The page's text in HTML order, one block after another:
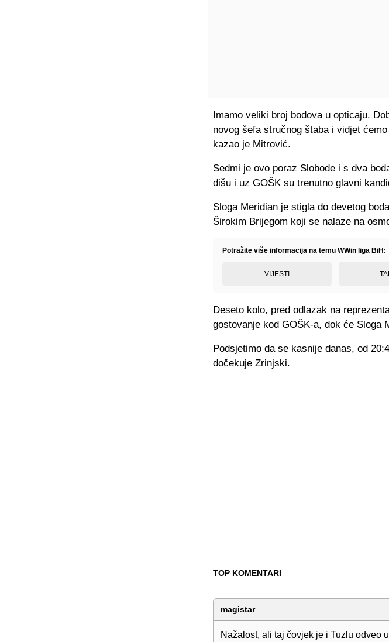
Imamo veliki broj bodova u opticaju.
novog šefa stručnog štaba i vidjet
kazao je Mitrović.
Sedmi je ovo poraz Slobode i s dva
dišu i uz GOŠK su trenutno glavni
Sloga Meridian je stigla do devetog
Širokim Brijegom koji se nalaze na
Potražite više informacija na temu WWin liga BiH:
VIJESTI
Deseto kolo, pred odlazak na
gostovanje kod GOŠK-a, dok će Sloga
Podsjetimo da se kasnije danas, od
dočekuje Zrinjski.
TOP KOMENTARI
magistar
Nažalost, ali taj čovjek je i Tuzlu odveo